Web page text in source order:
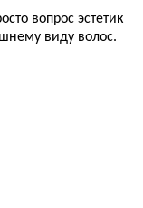
вопрос эстетик
виду волос.